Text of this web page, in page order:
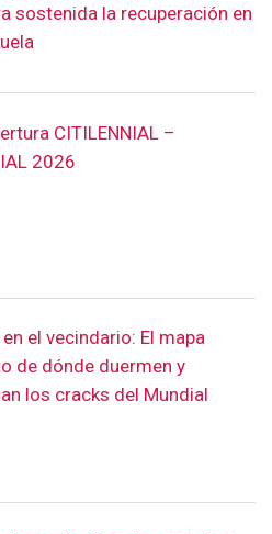
sostenida la recuperación en
CITILENNIAL –
2026
en el vecindario: El mapa
de dónde duermen y
los cracks del Mundial